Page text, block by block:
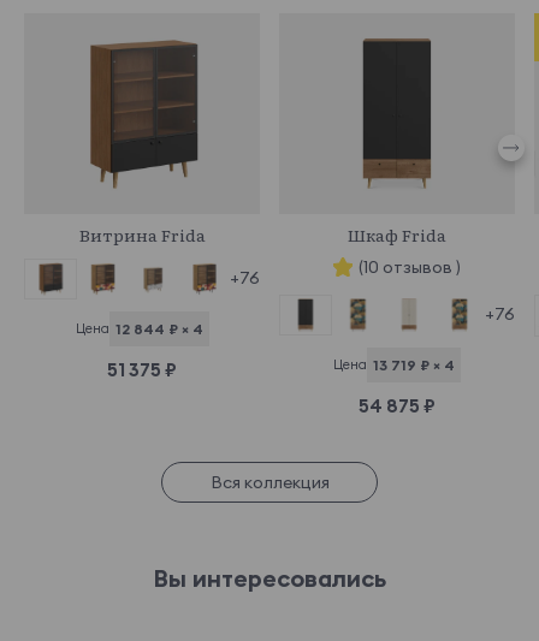
Витрина Frida
+76
Цена 12 844 ₽ × 4
51 375 ₽
Шкаф Frida
(10 отзывов )
+76
Цена 13 719 ₽ × 4
54 875 ₽
Вся коллекция
Вы интересовались